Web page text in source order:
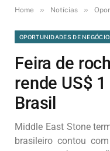
Home » Notícias »
OPORTUNIDADES DE
Feira de
rende US$
Brasil
Middle East Stone
brasileiro contou